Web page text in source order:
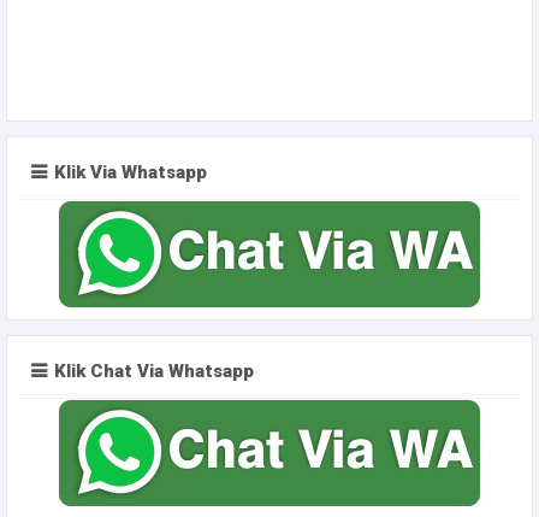
Klik Via Whatsapp
Klik Chat Via Whatsapp